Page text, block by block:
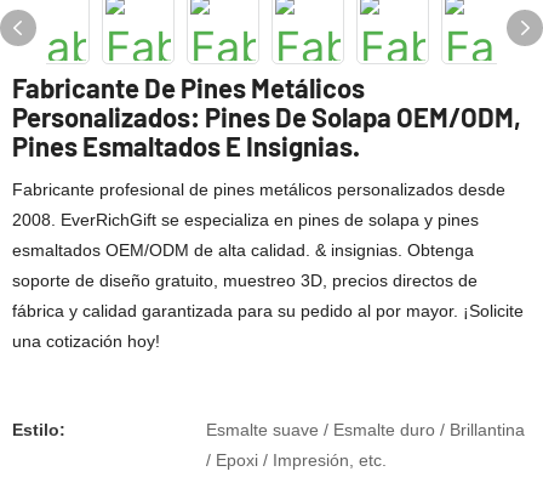
Fabricante De Pines Metálicos
Personalizados: Pines De Solapa OEM/ODM,
Pines Esmaltados E Insignias.
Fabricante profesional de pines metálicos personalizados desde
2008. EverRichGift se especializa en pines de solapa y pines
esmaltados OEM/ODM de alta calidad. & insignias. Obtenga
soporte de diseño gratuito, muestreo 3D, precios directos de
fábrica y calidad garantizada para su pedido al por mayor. ¡Solicite
una cotización hoy!
Estilo:
Esmalte suave / Esmalte duro / Brillantina
/ Epoxi / Impresión, etc.